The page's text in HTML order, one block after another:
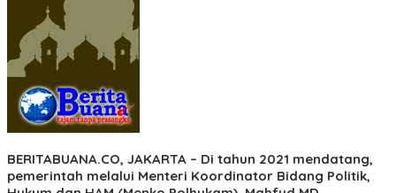
BERITABUANA.CO, JAKARTA – Di tahun 2021 mendatang,
pemerintah melalui Menteri Koordinator Bidang Politik,